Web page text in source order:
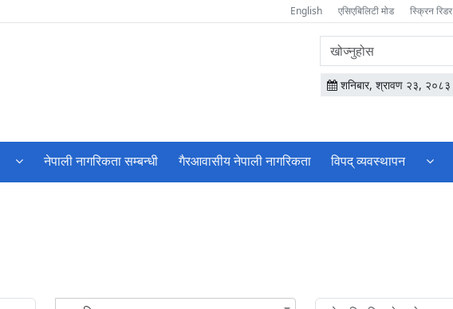
English एसिएबिलिटी मोड स्क्रिन रिडर
वेबसाइटमा
सामग्री
खोज्नुहोस
शनिबार, श्रावण २३, २०८३
नेपाली नागरिकता सम्बन्धी गैरआवासीय नेपाली नागरिकता विपद् व्यवस्थापन